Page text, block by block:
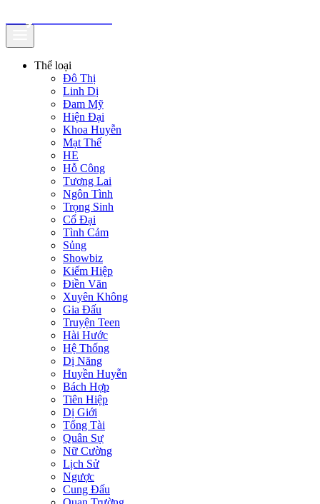
Thể loại
Đô Thị
Linh Dị
Đam Mỹ
Hiện Đại
Khoa Huyễn
Mạt Thế
HE
Hỗ Công
Tương Lai
Ngôn Tình
Trọng Sinh
Cổ Đại
Tình Cảm
Sủng
Showbiz
Kiếm Hiệp
Điền Văn
Xuyên Không
Gia Đấu
Truyện Teen
Hài Hước
Hệ Thống
Dị Năng
Huyền Huyễn
Bách Hợp
Tiên Hiệp
Dị Giới
Tổng Tài
Quân Sự
Nữ Cường
Lịch Sử
Ngược
Cung Đấu